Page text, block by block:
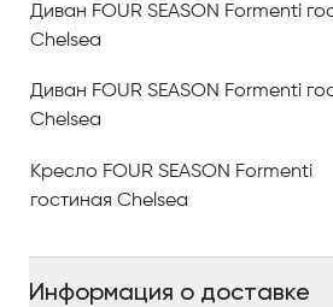
Мебель Chelsea отличается
идеально соответствующих
интерьерам.
дуализм, который представляет
Инновации и креативность
Диван FOUR SEASON Formenti
Chelsea
Диван FOUR SEASON Formenti
Chelsea
Кресло FOUR SEASON Formenti
гостиная Chelsea
Информация о доставке